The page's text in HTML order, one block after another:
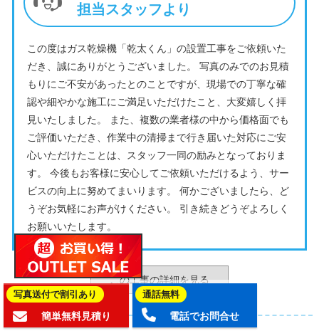
担当スタッフより
この度はガス乾燥機「乾太くん」の設置工事をご依頼いた
だき、誠にありがとうございました。 写真のみでのお見積
もりにご不安があったとのことですが、現場での丁寧な確
認や細やかな施工にご満足いただけたこと、大変嬉しく拝
見いたしました。 また、複数の業者様の中から価格面でも
ご評価いただき、作業中の清掃まで行き届いた対応にご安
心いただけたことは、スタッフ一同の励みとなっておりま
す。 今後もお客様に安心してご依頼いただけるよう、サー
ビスの向上に努めてまいります。 何かございましたら、ど
うぞお気軽にお声がけください。 引き続きどうぞよろしく
お願いいたします。
この工事の詳細を見る
写真送付で割引あり
簡単無料見積り
通話無料
電話でお問合せ